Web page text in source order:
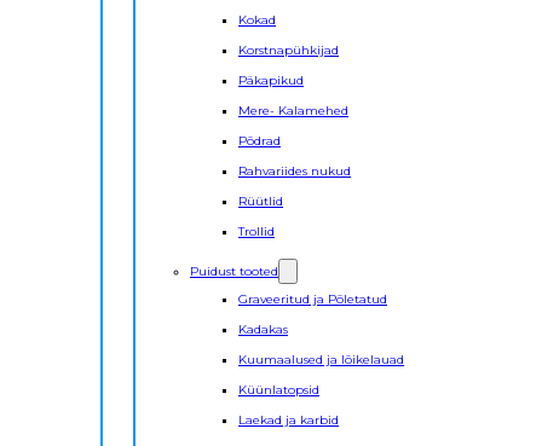
Kokad
Korstnapühkijad
Päkapikud
Mere- Kalamehed
Põdrad
Rahvariides nukud
Rüütlid
Trollid
Puidust tooted
Graveeritud ja Põletatud
Kadakas
Kuumaalused ja lõikelauad
Küünlatopsid
Laekad ja karbid